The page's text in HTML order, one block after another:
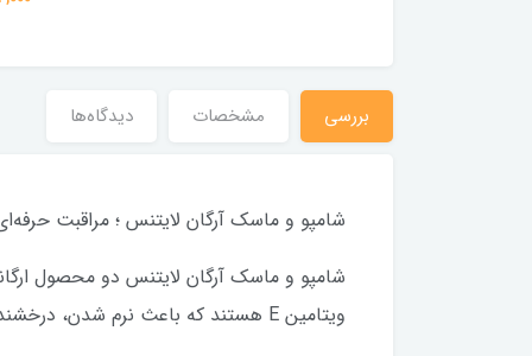
بررسی مشخصات دیدگاه‌ها
شامپو و ماسک آرگان لایتنس ؛ مراقبت
شامپو و ماسک آرگان لایتنس دو محصول
ویتامین E هستند که باعث نرم شدن، درخشندگی و مرطوب شدن موهای شما می‌شوند.